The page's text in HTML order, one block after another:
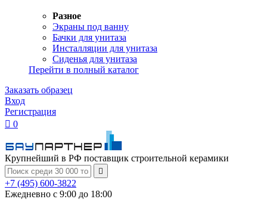
Разное
Экраны под ванну
Бачки для унитаза
Инсталляции для унитаза
Сиденья для унитаза
Перейти в полный каталог
Заказать образец
Вход
Регистрация
 0
Крупнейший в РФ поставщик строительной керамики

+7 (495) 600-3822
Ежедневно с 9:00 до 18:00